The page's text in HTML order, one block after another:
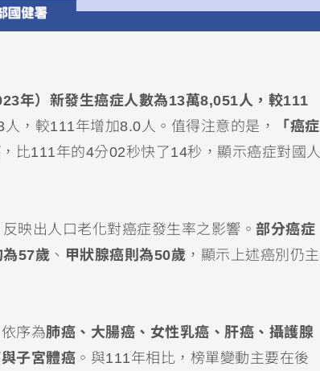
年）新發生癌症人數為13萬8,051人，較111
，較111年增加8.0人。值得注意的是，
「癌症
，比111年的4分02秒快了14秒，顯示癌症對國人
映出人口老化對癌症發生率之影響。 部分癌症
57歲 、 甲狀腺癌則為50歲 ，顯示上述癌別仍主
序為肺癌、大腸癌、女性乳癌、肝癌、攝護腺
子宮體癌 。與111年相比，榜單變動主要在後